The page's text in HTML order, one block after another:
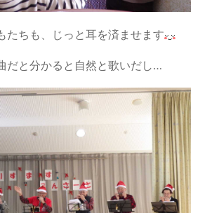
たちも、じっと耳を済ませます
だと分かると自然と歌いだし…